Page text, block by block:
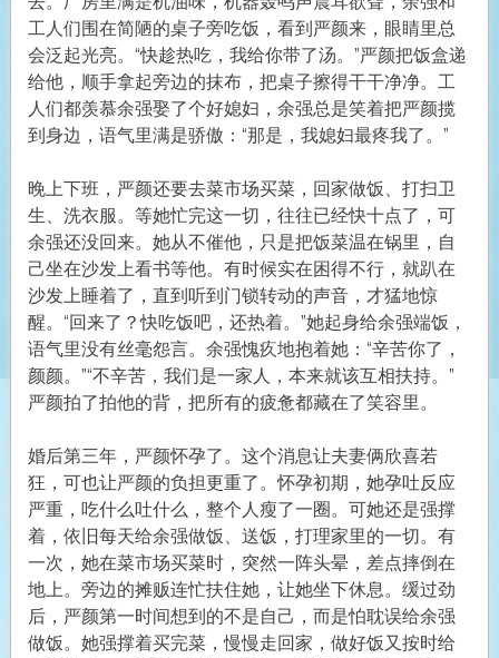
工人们围在简陋的桌子旁吃饭，看到严颜来，眼睛里总
会泛起光亮。“快趁热吃，我给你带了汤。”严颜把饭盒递
给他，顺手拿起旁边的抹布，把桌子擦得干干净净。工
人们都羡慕余强娶了个好媳妇，余强总是笑着把严颜揽
到身边，语气里满是骄傲：“那是，我媳妇最疼我了。”
晚上下班，严颜还要去菜市场买菜，回家做饭、打扫卫
生、洗衣服。等她忙完这一切，往往已经快十点了，可
余强还没回来。她从不催他，只是把饭菜温在锅里，自
己坐在沙发上看书等他。有时候实在困得不行，就趴在
沙发上睡着了，直到听到门锁转动的声音，才猛地惊
醒。“回来了？快吃饭吧，还热着。”她起身给余强端饭，
语气里没有丝毫怨言。余强愧疚地抱着她：“辛苦你了，
颜颜。”“不辛苦，我们是一家人，本来就该互相扶持。”
严颜拍了拍他的背，把所有的疲惫都藏在了笑容里。
婚后第三年，严颜怀孕了。这个消息让夫妻俩欣喜若
狂，可也让严颜的负担更重了。怀孕初期，她孕吐反应
严重，吃什么吐什么，整个人瘦了一圈。可她还是强撑
着，依旧每天给余强做饭、送饭，打理家里的一切。有
一次，她在菜市场买菜时，突然一阵头晕，差点摔倒在
地上。旁边的摊贩连忙扶住她，让她坐下休息。缓过劲
后，严颜第一时间想到的不是自己，而是怕耽误给余强
做饭。她强撑着买完菜，慢慢走回家，做好饭又按时给